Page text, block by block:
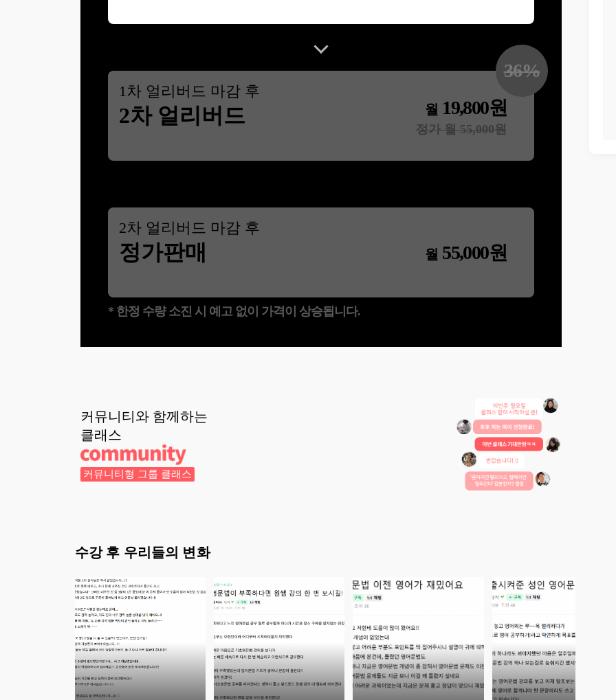
1차 얼리버드 마감 후
2차 얼리버드 월 19,800원
정가 월55,000원
36%
2차 얼리버드 마감 후
정가판매 월 55,000원
* 한정 수량 소진 시 예고 없이 가격이 상승됩니다.
커뮤니티와 함께하는
클래스
커뮤니티형 그룹 클래스
수강 후 우리들의 변화